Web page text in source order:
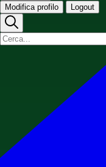
Modifica profilo Logout